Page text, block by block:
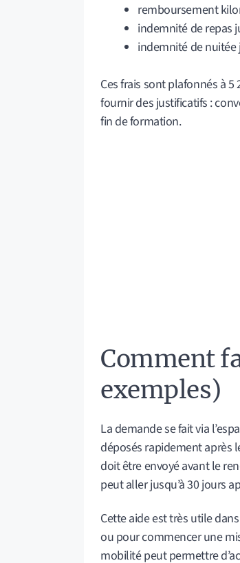
remboursement
indemnité de repas
indemnité de nuitée
Ces frais sont plafonnés à
fournir des justificatifs :
fin de formation.
Comment
exemples)
La demande se fait via
déposés rapidement après
doit être envoyé avant le
peut aller jusqu’à 30 jours
Cette aide est très utile
ou pour commencer une
mobilité peut permettre